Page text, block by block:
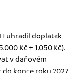
uhradil doplatek
Kč + 1.050 Kč).
v daňovém